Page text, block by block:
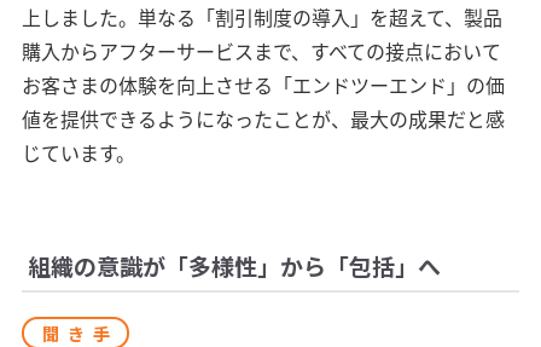
上しました。単なる「割引制度の導入」を超えて、製品
購入からアフターサービスまで、すべての接点において
お客さまの体験を向上させる「エンドツーエンド」の価
値を提供できるようになったことが、最大の成果だと感
じています。
組織の意識が「多様性」から「包括」へ
聞き手